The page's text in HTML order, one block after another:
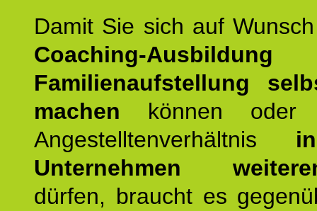
Damit Sie sich auf
Coaching-Ausbildung
Familienaufstellung
machen können oder
Angestelltenverhältnis
Unternehmen
dürfen, braucht es